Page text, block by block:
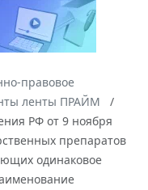
правовое
ленты ПРАЙМ
РФ от 9 ноября
препаратов
одинаковое